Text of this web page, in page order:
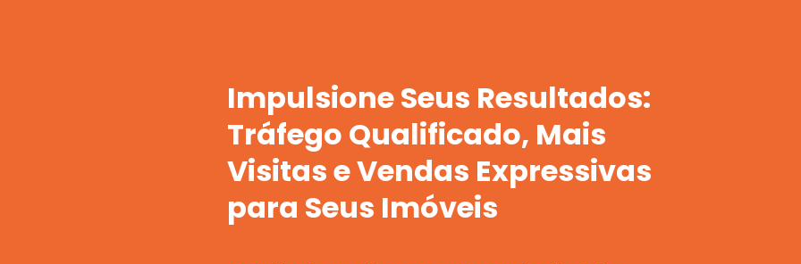
Impulsione Seus Resultados:
Tráfego Qualificado, Mais
Visitas e Vendas Expressivas
para Seus Imóveis